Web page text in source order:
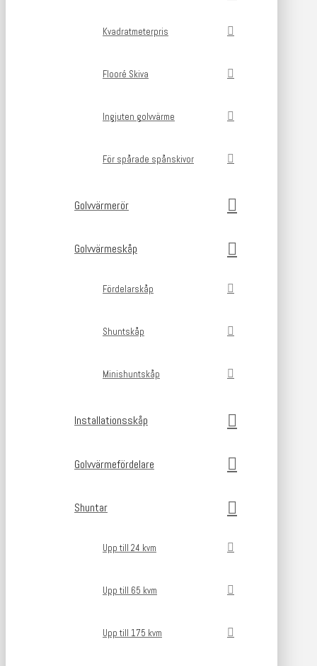
Kvadratmeterpris
Flooré Skiva
Ingjuten golvvärme
För spårade spånskivor
Golvvärmerör
Golvvärmeskåp
Fördelarskåp
Shuntskåp
Minishuntskåp
Installationsskåp
Golvvärmefördelare
Shuntar
Upp till 24 kvm
Upp till 65 kvm
Upp till 175 kvm